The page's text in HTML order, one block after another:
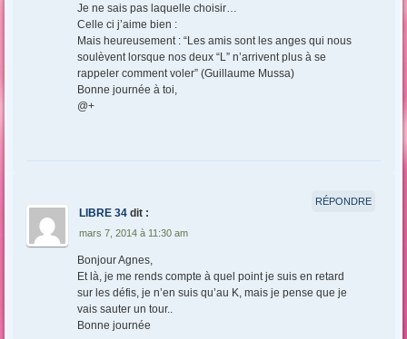
Je ne sais pas laquelle choisir…
Celle ci j’aime bien :
Mais heureusement : “Les amis sont les anges qui nous
soulèvent lorsque nos deux “L” n’arrivent plus à se
rappeler comment voler” (Guillaume Mussa)
Bonne journée à toi,
@+
LIBRE 34 dit :
mars 7, 2014 à 11:30 am
Bonjour Agnes,
Et là, je me rends compte à quel point je suis en retard
sur les défis, je n’en suis qu’au K, mais je pense que je
vais sauter un tour..
Bonne journée
RÉPONDRE